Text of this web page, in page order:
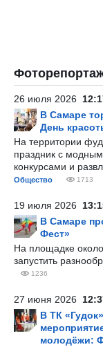
26 июля 2026
В Самаре
День
На территории
праздник с
конкурсами и
Общество 1713
19 июля 2026
В Самаре
Фест»
На площадке
запустить
1236
27 июня 2026
В ТК
молодёжи: